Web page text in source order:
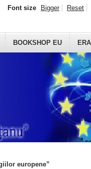
BOOKSHOP EU
Font size Bigger Reset
europene”